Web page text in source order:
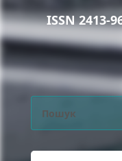
ISSN 2413-